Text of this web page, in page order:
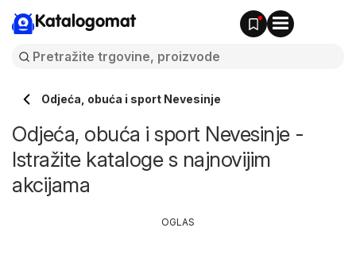
Katalogomat
Odjeća, obuća i sport Nevesinje
Odjeća, obuća i sport Nevesinje -
Istražite kataloge s najnovijim
akcijama
OGLAS